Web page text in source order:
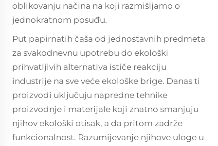
oblikovanju načina na koji razmišljamo o
jednokratnom posuđu.
Put papirnatih čaša od jednostavnih predmeta
za svakodnevnu upotrebu do ekološki
prihvatljivih alternativa ističe reakciju
industrije na sve veće ekološke brige. Danas ti
proizvodi uključuju napredne tehnike
proizvodnje i materijale koji znatno smanjuju
njihov ekološki otisak, a da pritom zadrže
funkcionalnost. Razumijevanje njihove uloge u